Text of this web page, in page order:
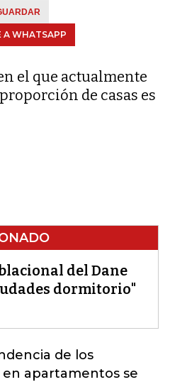
A WHATSAPP
el que actualmente
de casas es
del Dane
dormitorio"
de los
apartamentos se